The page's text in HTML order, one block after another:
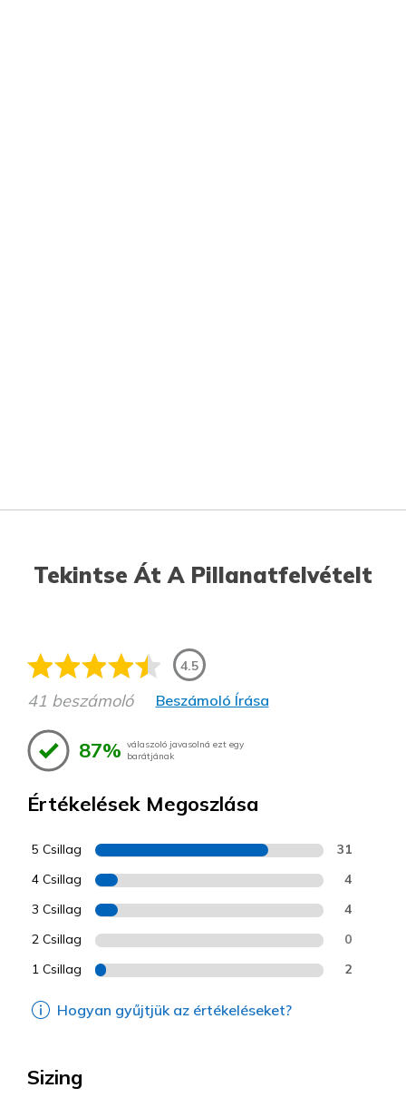
Tekintse Át A Pillanatfelvételt
4.5
41 beszámoló Beszámoló Írása
87% válaszoló javasolná ezt egy
barátjának
Értékelések Megoszlása
5 Csillag 31
4 Csillag 4
3 Csillag 4
2 Csillag 0
1 Csillag 2
Hogyan gyűjtjük az értékeléseket?
Sizing